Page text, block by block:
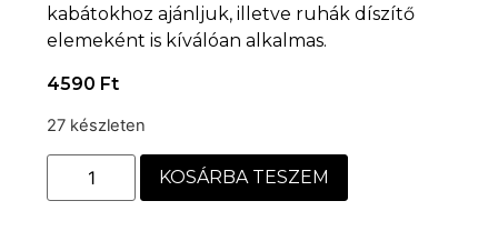
kabátokhoz ajánljuk, illetve ruhák díszítő
elemeként is kíválóan alkalmas.
4590 Ft
27 készleten
KOSÁRBA TESZEM